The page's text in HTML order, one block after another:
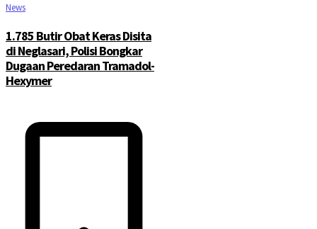
News
1.785 Butir Obat Keras Disita
di Neglasari, Polisi Bongkar
Dugaan Peredaran Tramadol-
Hexymer